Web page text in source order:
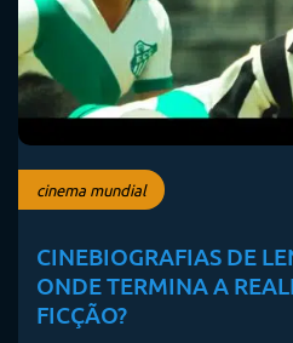
cinema mundial
CINEBIOGRAFIAS DE
ONDE TERMINA A
FICÇÃO?